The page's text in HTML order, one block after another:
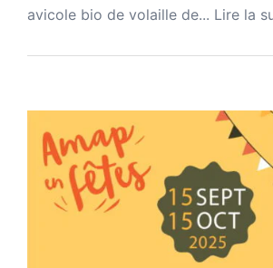
avicole bio de volaille de... Lire la